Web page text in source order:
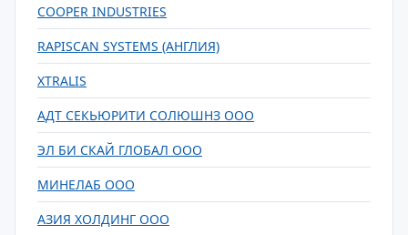
COOPER INDUSTRIES
RAPISCAN SYSTEMS (АНГЛИЯ)
XTRALIS
АДТ СЕКЬЮРИТИ СОЛЮШНЗ ООО
ЭЛ БИ СКАЙ ГЛОБАЛ ООО
МИНЕЛАБ ООО
АЗИЯ ХОЛДИНГ ООО